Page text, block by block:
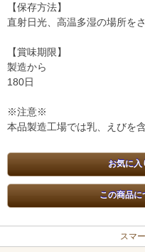
【保存方法】
直射日光、高温多湿の場所を
【賞味期限】
製造から
180日
※注意※
本品製造工場では乳、えびを
スマ